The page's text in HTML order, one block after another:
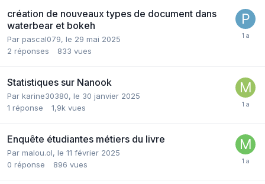
création de nouveaux types de document dans
waterbear et bokeh
Par pascal079, le 29 mai 2025
2 réponses 833 vues
Statistiques sur Nanook
Par karine30380, le 30 janvier 2025
1 réponse 1,9k vues
Enquête étudiantes métiers du livre
Par malou.ol, le 11 février 2025
0 réponse 896 vues